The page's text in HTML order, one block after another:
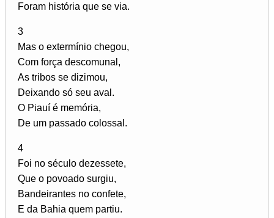
Foram história que se via.
3
Mas o extermínio chegou,
Com força descomunal,
As tribos se dizimou,
Deixando só seu aval.
O Piauí é memória,
De um passado colossal.
4
Foi no século dezessete,
Que o povoado surgiu,
Bandeirantes no confete,
E da Bahia quem partiu.